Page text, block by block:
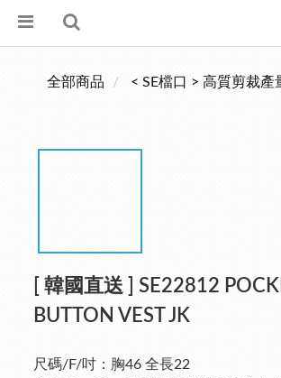
全部商品 < SE檔口 > 高質剪裁產
[ 韓國直送 ] SE22812
BUTTON VEST JK
尺碼/F/吋：胸46 全長22